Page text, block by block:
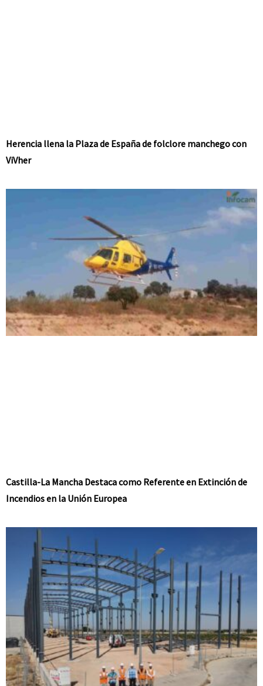
Herencia llena la Plaza de España de folclore manchego con
ViVher
Castilla-La Mancha Destaca como Referente en Extinción de
Incendios en la Unión Europea